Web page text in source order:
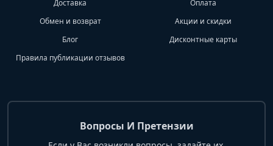
Доставка
Оплата
Обмен и возврат
Акции и скидки
Блог
Дисконтные карты
Правила публикации отзывов
Вопросы И Претензии